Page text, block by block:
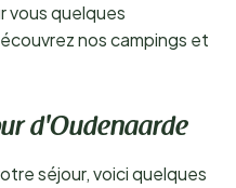
vous quelques
nos campings et
d'Oudenaarde
séjour, voici quelques